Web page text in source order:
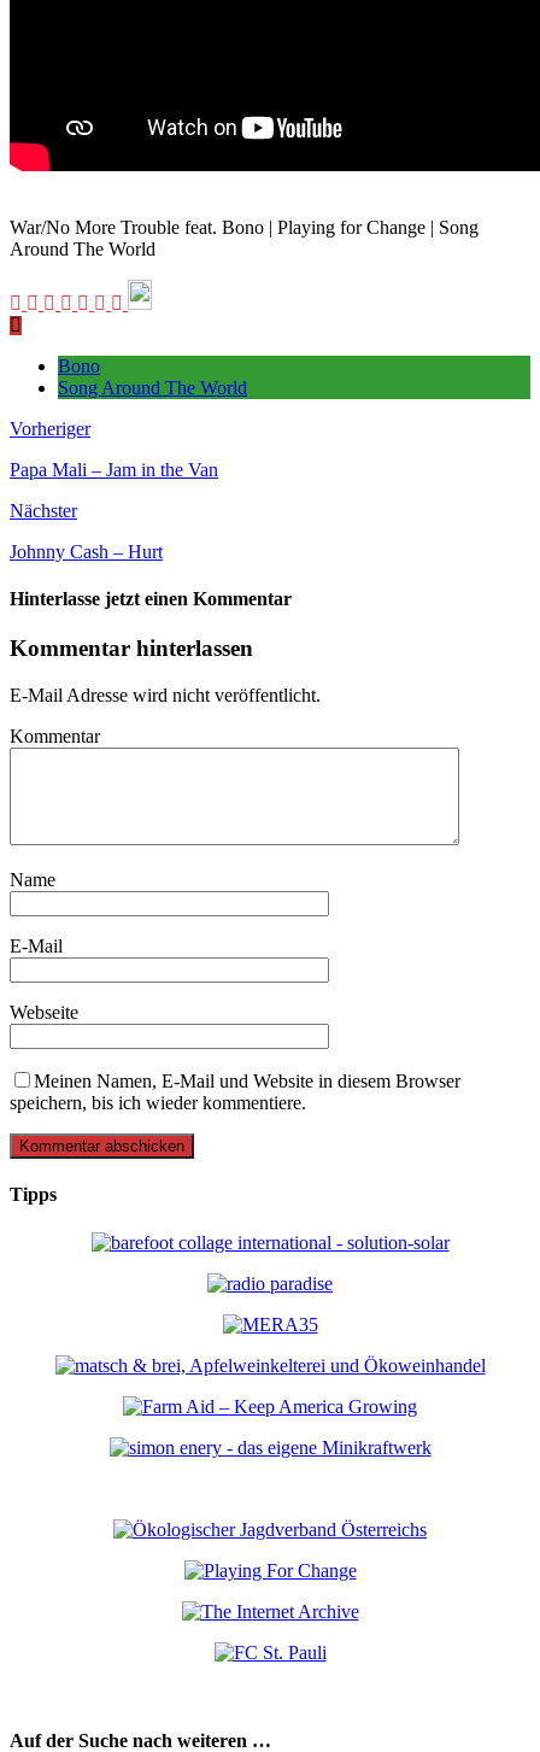
War/No More Trouble feat. Bono | Playing for Change | Song
Around The World
Bono
Song Around The World
Vorheriger
Papa Mali – Jam in the Van
Nächster
Johnny Cash – Hurt
Hinterlasse jetzt einen Kommentar
Kommentar hinterlassen
E-Mail Adresse wird nicht veröffentlicht.
Kommentar
Name
E-Mail
Webseite
Meinen Namen, E-Mail und Website in diesem Browser
speichern, bis ich wieder kommentiere.
Tipps
Auf der Suche nach weiteren …